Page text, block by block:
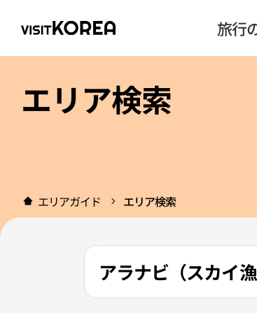
旅行
エリア検索
エリアガイド エリア検索
アラナビ（スカイ